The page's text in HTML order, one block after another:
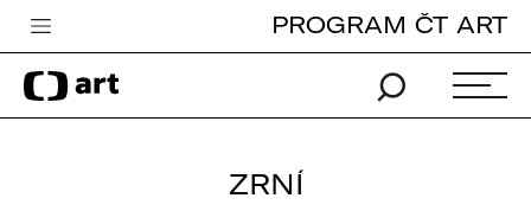
Česká televize
Zpravodajství
PROGRAM ČT ART
ZRNÍ